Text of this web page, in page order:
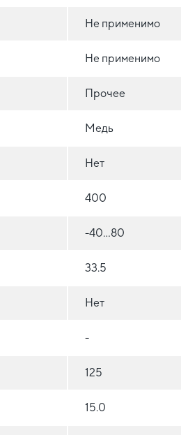
Не применимо
Не применимо
Прочее
Медь
Нет
400
-40...80
33.5
Нет
-
125
15.0